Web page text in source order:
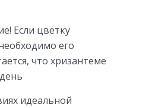
Если цветку
его
что хризантеме
идеальной